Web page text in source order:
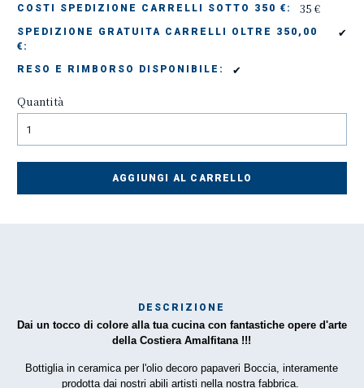
COSTI SPEDIZIONE CARRELLI SOTTO 350 €: 35 €
SPEDIZIONE GRATUITA CARRELLI OLTRE 350,00
€:
✔
RESO E RIMBORSO DISPONIBILE: ✔
Quantità
AGGIUNGI AL CARRELLO
DESCRIZIONE
Dai un tocco di colore alla tua cucina con fantastiche opere d'arte
della Costiera Amalfitana !!!
Bottiglia in ceramica per l'olio decoro papaveri Boccia, interamente
prodotta dai nostri abili artisti nella nostra fabbrica.